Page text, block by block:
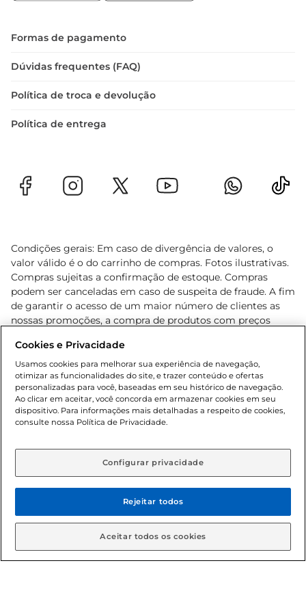
Formas de pagamento
Dúvidas frequentes (FAQ)
Política de troca e devolução
Política de entrega
Condições gerais: Em caso de divergência de valores, o
valor válido é o do carrinho de compras. Fotos ilustrativas.
Compras sujeitas a confirmação de estoque. Compras
podem ser canceladas em caso de suspeita de fraude. A fim
de garantir o acesso de um maior número de clientes as
nossas promoções, a compra de produtos com preços
cliente. Os preços, ofertas e condições são exclusivos para
o e-commerce e válidos durante o dia de hoje, podendo
sofrer alterações sem prévia notificação. Proibida a venda
de bebidas alcoólicas para menores de 18 anos, conforme
Lei n.º 8069/90, art. 81, inciso II (Estatuto da Criança e do
Adolescente). Preços e condições exclusivos para o
aviso prévio. O valor mínimo para as compras on-line é de
© 2026 Copyright. Todos os direitos
reservados Gbarbosa.
Cookies e Privacidade
Usamos cookies para melhorar sua experiência de navegação,
otimizar as funcionalidades do site, e trazer conteúdo e ofertas
personalizadas para você, baseadas em seu histórico de navegação.
Ao clicar em aceitar, você concorda em armazenar cookies em seu
dispositivo. Para informações mais detalhadas a respeito de cookies,
consulte nossa Política de Privacidade.
Configurar privacidade
Rejeitar todos
Aceitar todos os cookies